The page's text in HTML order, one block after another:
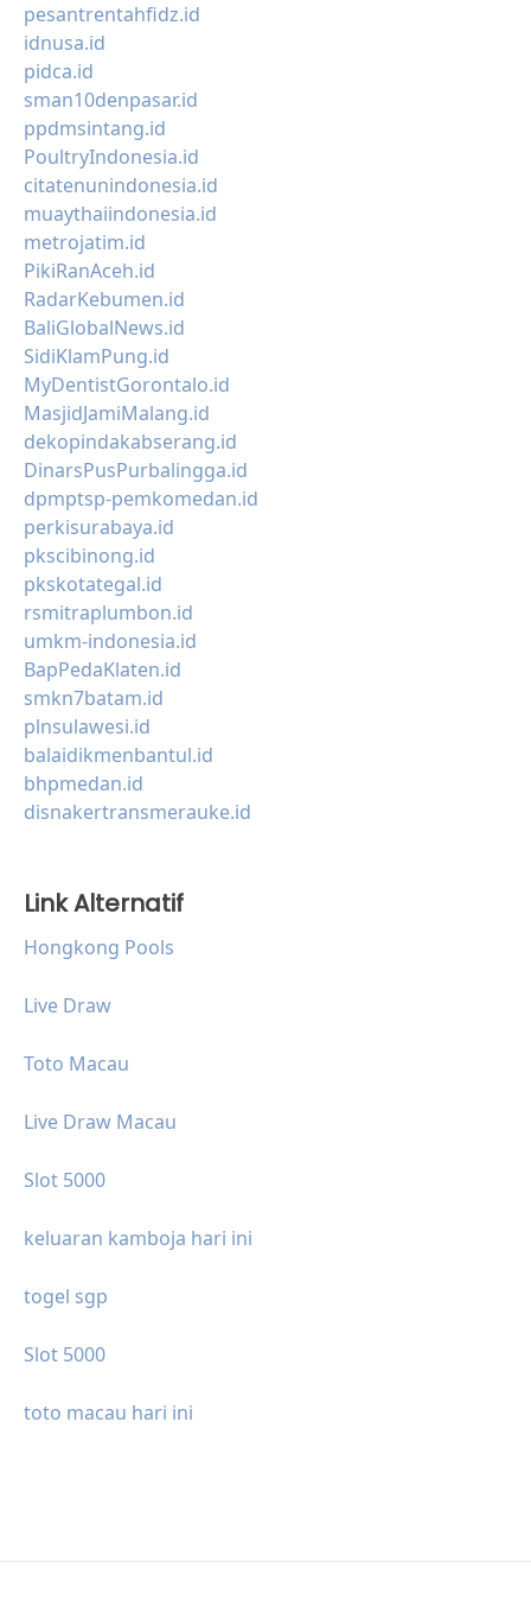
pesantrentahfidz.id
idnusa.id
pidca.id
sman10denpasar.id
ppdmsintang.id
PoultryIndonesia.id
citatenunindonesia.id
muaythaiindonesia.id
metrojatim.id
PikiRanAceh.id
RadarKebumen.id
BaliGlobalNews.id
SidiKlamPung.id
MyDentistGorontalo.id
MasjidJamiMalang.id
dekopindakabserang.id
DinarsPusPurbalingga.id
dpmptsp-pemkomedan.id
perkisurabaya.id
pkscibinong.id
pkskotategal.id
rsmitraplumbon.id
umkm-indonesia.id
BapPedaKlaten.id
smkn7batam.id
plnsulawesi.id
balaidikmenbantul.id
bhpmedan.id
disnakertransmerauke.id
Link Alternatif
Hongkong Pools
Live Draw
Toto Macau
Live Draw Macau
Slot 5000
keluaran kamboja hari ini
togel sgp
Slot 5000
toto macau hari ini